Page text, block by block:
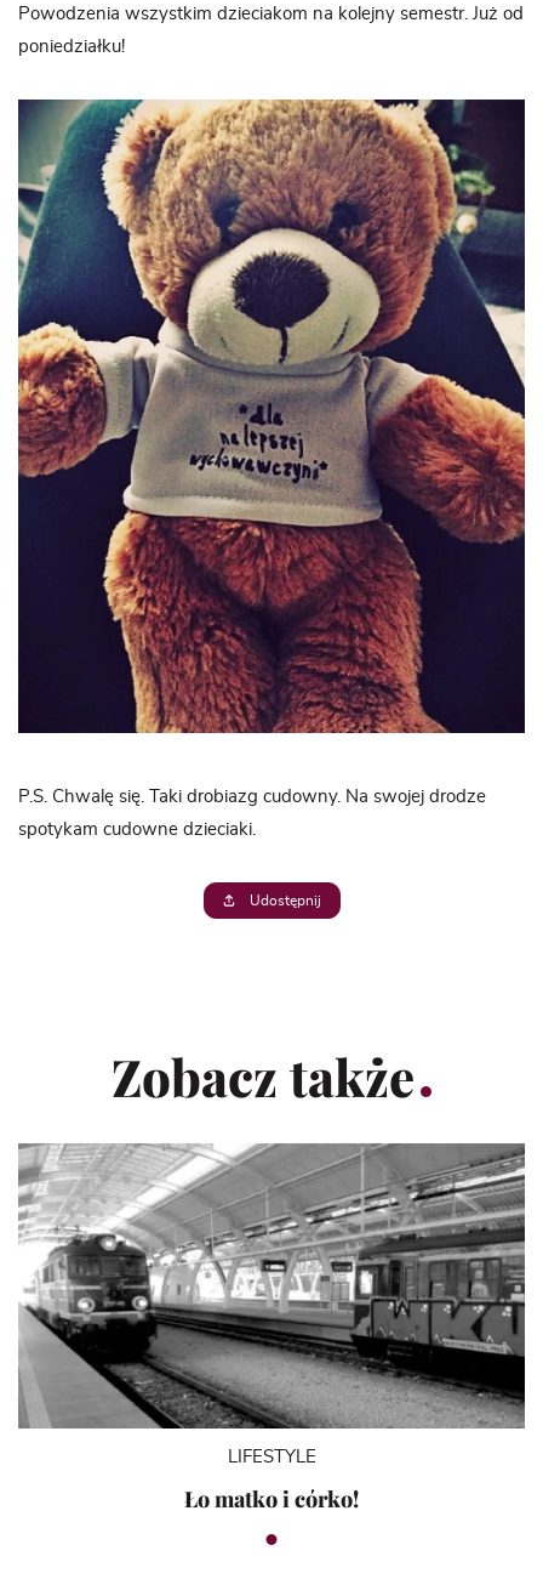
Powodzenia wszystkim dzieciakom na kolejny semestr. Już od
poniedziałku!
P.S. Chwalę się. Taki drobiazg cudowny. Na swojej drodze
spotykam cudowne dzieciaki.
Udostępnij
Zobacz także
LIFESTYLE
Ło matko i córko!